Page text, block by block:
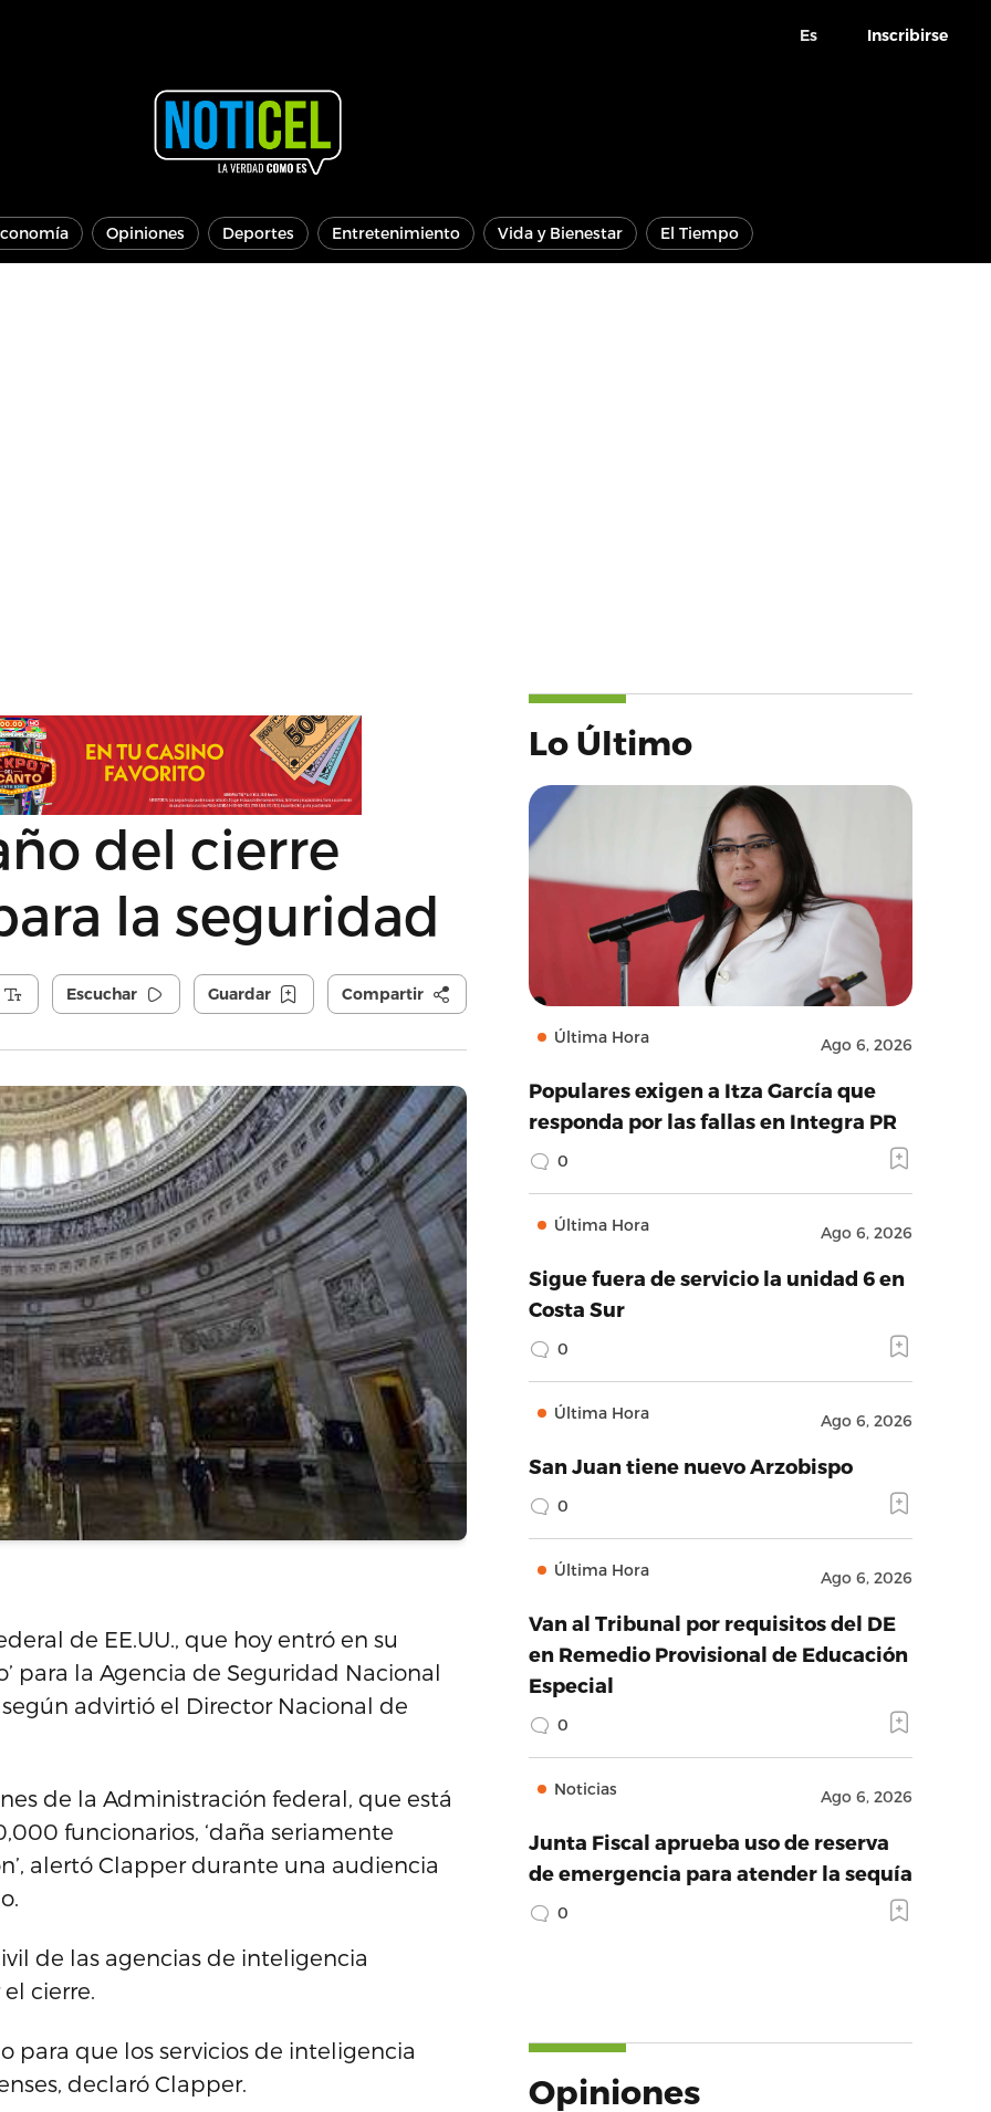
Es Inscribirse
Opiniones Deportes Entretenimiento Vida y Bienestar El Tiempo
del cierre
la seguridad
Escuchar Guardar Compartir
de EE.UU., que hoy entró en su
para la Agencia de Seguridad Nacional
advirtió el Director Nacional de
de la Administración federal, que está
funcionarios, ‘daña seriamente
alertó Clapper durante una audiencia
de las agencias de inteligencia
cierre.
para que los servicios de inteligencia
declaró Clapper.
Lo Último
Última Hora Ago 6, 2026
Populares exigen a Itza García que
responda por las fallas en Integra PR
0
Última Hora Ago 6, 2026
Sigue fuera de servicio la unidad 6 en
Costa Sur
0
Última Hora Ago 6, 2026
San Juan tiene nuevo Arzobispo
0
Última Hora Ago 6, 2026
Van al Tribunal por requisitos del DE
en Remedio Provisional de Educación
Especial
0
Noticias Ago 6, 2026
Junta Fiscal aprueba uso de reserva
de emergencia para atender la sequía
0
Opiniones